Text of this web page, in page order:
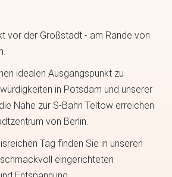
vor der Großstadt - am Rande von
idealen Ausgangspunkt zu
in Potsdam und unserer
Nähe zur S-Bahn Teltow erreichen
von Berlin.
Tag finden Sie in unseren
eingerichteten